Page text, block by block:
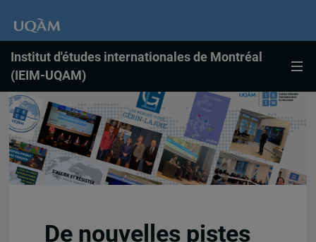
Institut d'études internationales de Montréal
(IEIM-UQAM)
De nouvelles pistes